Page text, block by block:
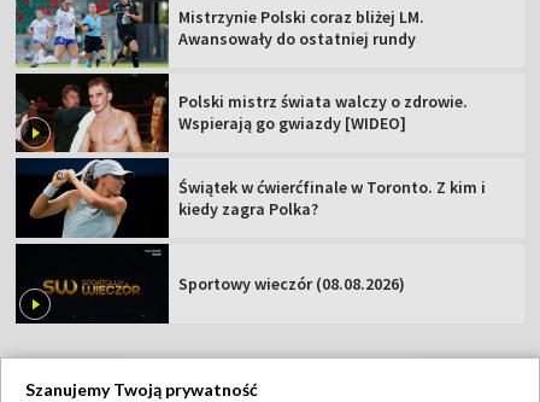
Mistrzynie Polski coraz bliżej LM.
Awansowały do ostatniej rundy
Polski mistrz świata walczy o zdrowie.
Wspierają go gwiazdy [WIDEO]
Świątek w ćwierćfinale w Toronto. Z kim i
kiedy zagra Polka?
Sportowy wieczór (08.08.2026)
Szanujemy Twoją prywatność